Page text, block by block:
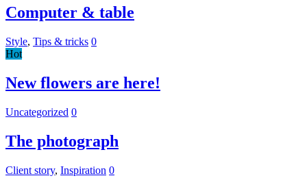
Computer & table
Style, Tips & tricks 0
Hot
New flowers are here!
Uncategorized 0
The photograph
Client story, Inspiration 0